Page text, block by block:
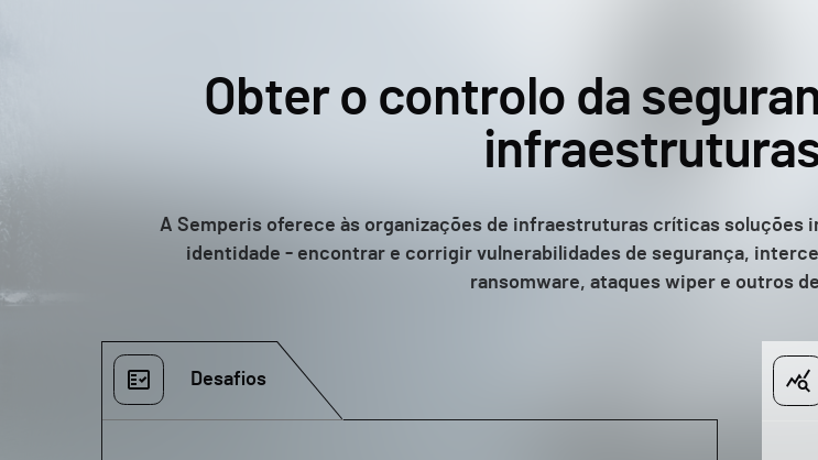
Obter o controlo da
A Semperis oferece às organizações de infraestruturas críticas soluções
identidade - encontrar e corrigir vulnerabilidades de segurança,
ransomware, ataques wiper e outros
Desafios